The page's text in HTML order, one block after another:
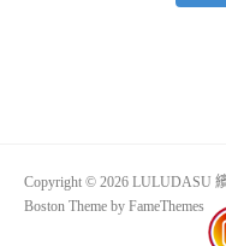
Copyright © 2026 LULUDASU
Boston Theme by FameThemes